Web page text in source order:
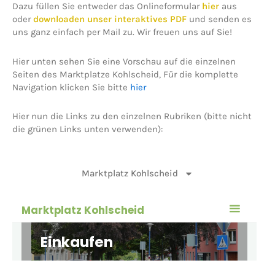
Dazu füllen Sie entweder das Onlineformular hier aus
oderdownloaden unser interaktives PDF und senden es
uns ganz einfach per Mail zu. Wir freuen uns auf Sie!
Hier unten sehen Sie eine Vorschau auf die einzelnen
Seiten des Marktplatze Kohlscheid, Für die komplette
Navigation klicken Sie bitte hier
Hier nun die Links zu den einzelnen Rubriken (bitte nicht
die grünen Links unten verwenden):
Marktplatz Kohlscheid